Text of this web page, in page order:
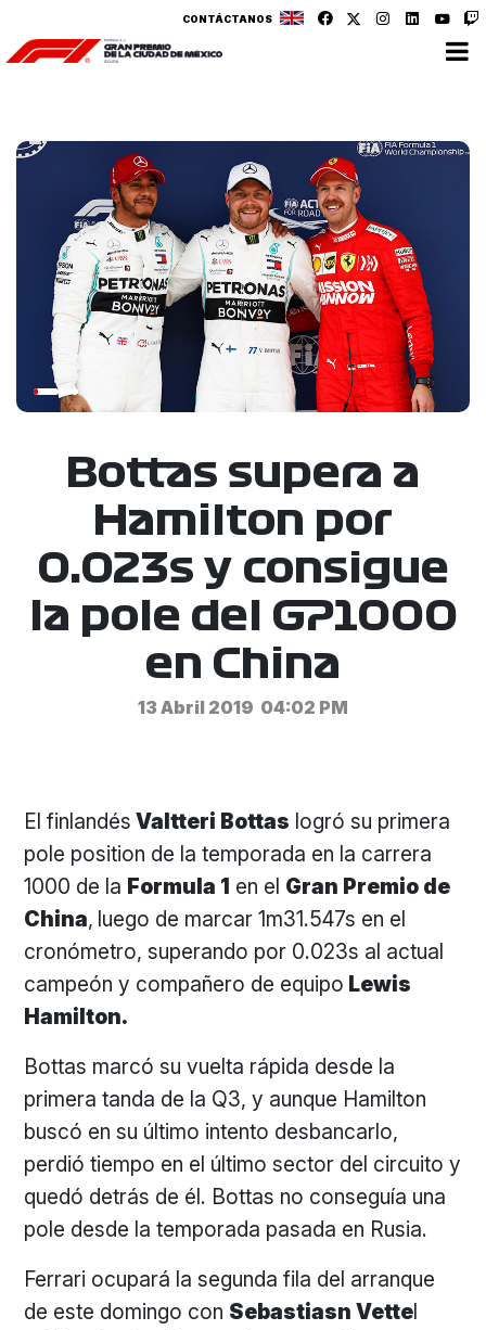
CONTÁCTANOS
Bottas supera a
Hamilton por
0.023s y consigue
la pole del GP1000
en China
13 Abril 2019 04:02 PM
El finlandés Valtteri Bottas logró su primera
pole position de la temporada en la carrera
1000 de la Formula 1 en el Gran Premio de
China, luego de marcar 1m31.547s en el
cronómetro, superando por 0.023s al actual
campeón y compañero de equipo Lewis
Hamilton.
Bottas marcó su vuelta rápida desde la
primera tanda de la Q3, y aunque Hamilton
buscó en su último intento desbancarlo,
perdió tiempo en el último sector del circuito y
quedó detrás de él. Bottas no conseguía una
pole desde la temporada pasada en Rusia.
Ferrari ocupará la segunda fila del arranque
de este domingo con Sebastiasn Vettel